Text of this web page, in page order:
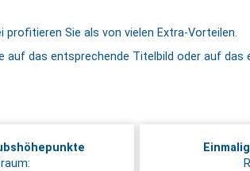
Sie als von vielen Extra-Vorteilen.
auf das entsprechende Titelbild oder auf das